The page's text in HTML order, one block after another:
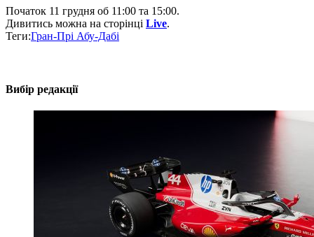
Початок 11 грудня об 11:00 та 15:00.
Дивитись можна на сторінці Live.
Теги:Гран-Прі Абу-Дабі
Вибір редакції